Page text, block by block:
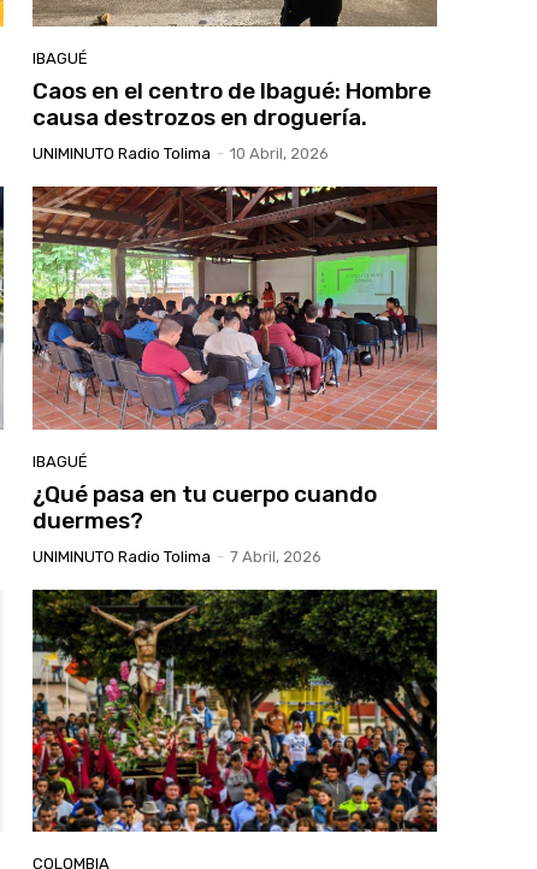
IBAGUÉ
Caos en el centro de Ibagué: Hombre
causa destrozos en droguería.
UNIMINUTO Radio Tolima - 10 Abril, 2026
IBAGUÉ
¿Qué pasa en tu cuerpo cuando
duermes?
UNIMINUTO Radio Tolima - 7 Abril, 2026
COLOMBIA